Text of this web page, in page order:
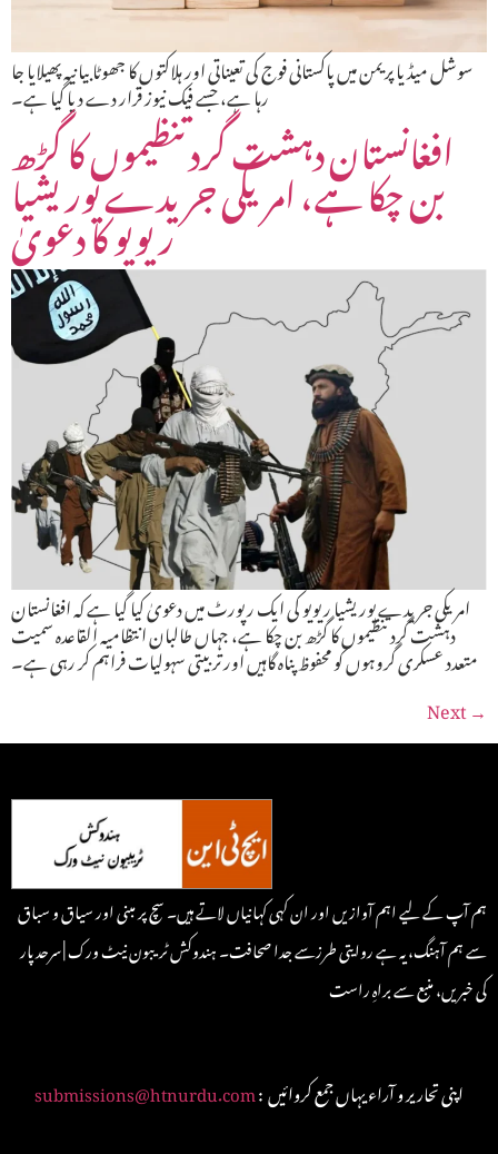
سوشل میڈیا پر یمن میں پاکستانی فوج کی تعیناتی اور ہلاکتوں کا جھوٹا بیانیہ پھیلایا جا
رہا ہے، جسے فیک نیوز قرار دے دیا گیا ہے۔
افغانستان دہشت گرد تنظیموں کا گڑھ
بن چکا ہے، امریکی جریدے یوریشیا
ریویو کا دعویٰ
امریکی جریدے یوریشیا ریویو کی ایک رپورٹ میں دعویٰ کیا گیا ہے کہ افغانستان
دہشت گرد تنظیموں کا گڑھ بن چکا ہے، جہاں طالبان انتظامیہ القاعدہ سمیت
متعدد عسکری گروہوں کو محفوظ پناہ گاہیں اور تربیتی سہولیات فراہم کر رہی ہے۔
Next→
ہم آپ کے لیے اہم آوازیں اور ان کہی کہانیاں لاتے ہیں۔ سچ پر مبنی اور سیاق و سباق
سے ہم آہنگ، یہ ہے روایتی طرزسے جدا صحافت۔ ہندوکش ٹریبون نیٹ ورک | سرحد پار
کی خبریں، منبع سے براہِ راست
submissions@htnurdu.com : اپنی تحاریر و آراء یہاں جمع کروائیں